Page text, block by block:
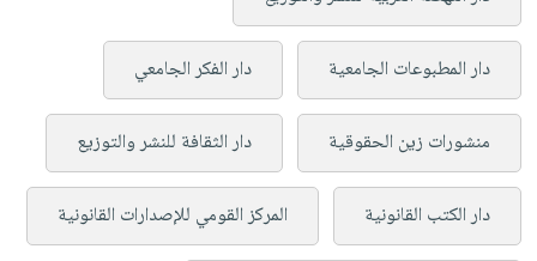
دار المطبوعات الجامعية دار الفكر الجامعي
منشورات زين الحقوقية دار الثقافة للنشر والتوزيع
دار الكتب القانونية المركز القومي للإصدارات القانونية